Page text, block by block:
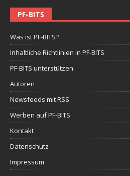
PF-BITS
Was ist PF-BITS?
Inhaltliche Richtlinien in PF-BITS
PF-BITS unterstützen
Autoren
Newsfeeds mit RSS
Werben auf PF-BITS
Kontakt
Datenschutz
Impressum